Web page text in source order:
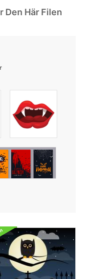
Den Här Filen